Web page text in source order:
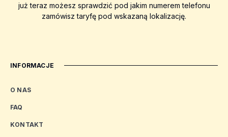
już teraz możesz sprawdzić pod jakim numerem telefonu
zamówisz taryfę pod wskazaną lokalizację.
INFORMACJE
O NAS
FAQ
KONTAKT